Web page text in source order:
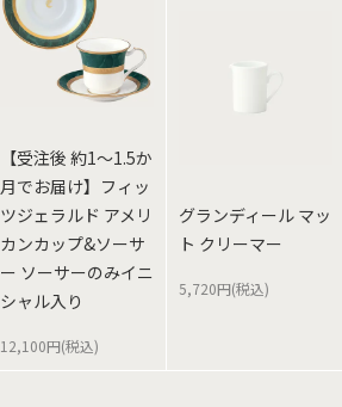
【受注後 約1～1.5か
月でお届け】フィッ
ツジェラルド アメリ
カンカップ&ソーサ
ー ソーサーのみイニ
シャル入り
12,100円(税込)
グランディール マッ
ト クリーマー
5,720円(税込)